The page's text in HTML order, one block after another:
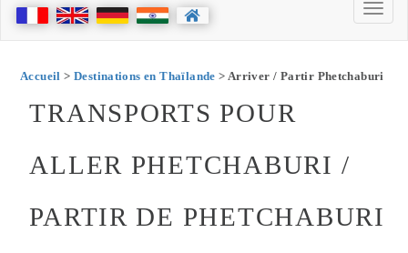
Accueil > Destinations en Thaïlande > Arriver / Partir Phetchaburi
TRANSPORTS POUR
ALLER PHETCHABURI /
PARTIR DE PHETCHABURI